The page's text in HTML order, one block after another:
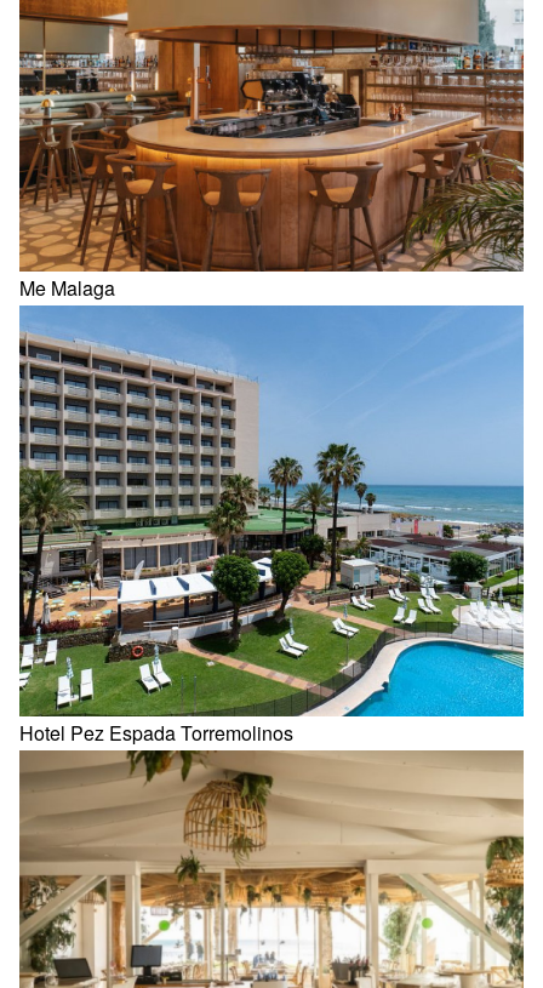
Me Malaga
Hotel Pez Espada Torremolinos